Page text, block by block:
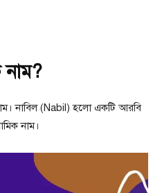
নাম?
নাবিল (Nabil) হলো একটি আরবি
নাম।